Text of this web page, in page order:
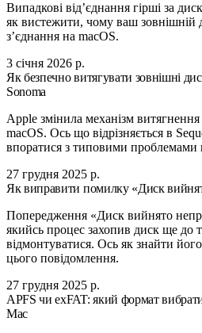
Випадкові від’єднання гірші за
як вистежити, чому ваш зовнішній
з’єднання на macOS.
3 січня 2026 р.
Як безпечно витягувати зовнішні
Sonoma
Apple змінила механізм
macOS. Ось що відрізняється в
впоратися з типовими проблемами
27 грудня 2025 р.
Як виправити помилку «Диск
Попередження «Диск вийнято
якийсь процес захопив диск ще до
відмонтуватися. Ось як знайти
цього повідомлення.
27 грудня 2025 р.
APFS чи exFAT: який формат
Mac